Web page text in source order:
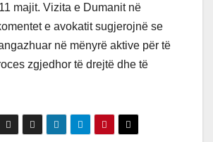
majit. Vizita e Dumanit në
e avokatit sugjerojnë se
në mënyrë aktive për të
zgjedhor të drejtë dhe të